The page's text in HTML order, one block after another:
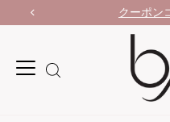
クーポン